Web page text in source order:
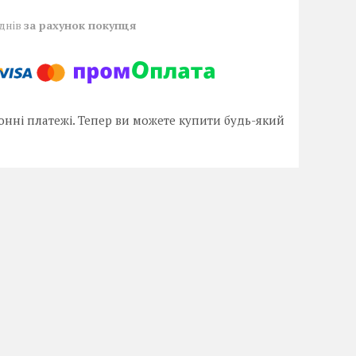
за рахунок покупця
платежі. Тепер ви можете купити будь-який